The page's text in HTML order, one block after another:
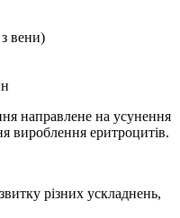
вени)
направлене на усунення
вироблення еритроцитів.
різних ускладнень,